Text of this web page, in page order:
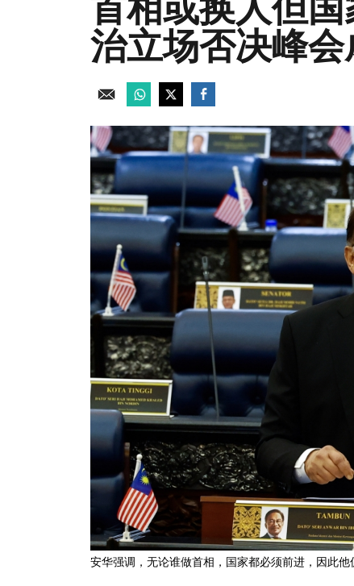
首相或换人但
治立场否决峰会
安华强调，无论谁做首相，国家都必须前进，因此